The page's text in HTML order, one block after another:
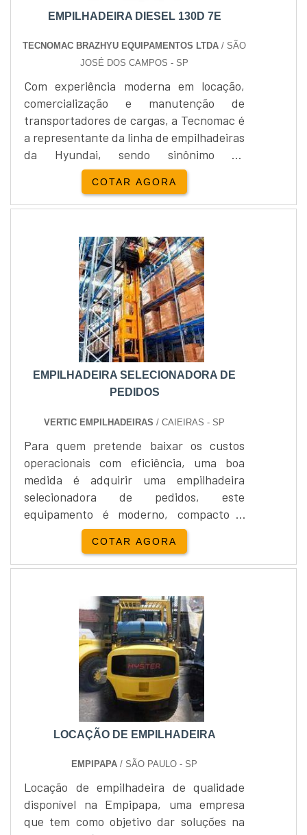
EMPILHADEIRA DIESEL 130D 7E
TECNOMAC BRAZHYU EQUIPAMENTOS LTDA / SÃO
JOSÉ DOS CAMPOS - SP
Com experiência moderna em locação,
comercialização e manutenção de
transportadores de cargas, a Tecnomac é
a representante da linha de empilhadeiras
da Hyundai, sendo sinônimo de
tecnologia, durabilidade e sucesso.A
empilhadeira diesel 130D 7E possui
capacidade de carga de 13 tonelada e raio
conforme a NORMA ISO 1585, o motor
0SB6.7 é de fabricação Cummins.O
modelo da empilhadeira diesel 130D 7E
COTAR AGORA
EMPILHADEIRA SELECIONADORA DE
PEDIDOS
VERTIC EMPILHADEIRAS / CAIEIRAS - SP
Para quem pretende baixar os custos
operacionais com eficiência, uma boa
medida é adquirir uma empilhadeira
selecionadora de pedidos, este
equipamento é moderno, compacto e
potente, o baixo consumo de energia e a
tecnologia de ponta estão alinhadas para
proporcionar uma excelente
equipamento A empilhadeira apresenta
chassi estreito, pode trabalhar em
corredores pequenos e com espaço
reduzido, este equip....
COTAR AGORA
LOCAÇÃO DE EMPILHADEIRA
EMPIPAPA / SÃO PAULO - SP
Locação de empilhadeira de qualidade
disponível na Empipapa, uma empresa
que tem como objetivo dar soluções na